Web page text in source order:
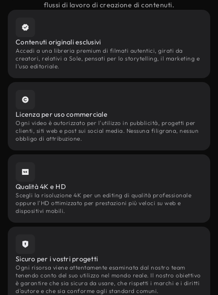
flussi di lavoro di creazione di contenuti.
Contenuti originali esclusivi
Accedi a una libreria premium di filmati autentici, girati da
creatori, relativi a Sole, pensati per lo storytelling, il marketing e
l'uso editoriale.
Licenza per uso commerciale
Ogni video è autorizzato per l'utilizzo in pubblicità, progetti per
clienti, siti web e post sui social media. Nessuna filigrana, nessun
obbligo di attribuzione.
Qualità 4K e HD
Scegli la risoluzione 4K per un editing di qualità professionale
oppure l'HD ottimizzato per prestazioni più veloci su web e
dispositivi mobili.
Sicuro per i vostri progetti
Ogni risorsa viene attentamente esaminata dal nostro team
tenendo conto del suo utilizzo nel mondo reale. Il nostro obiettivo
è garantire che sia sicura da usare, che rispetti i marchi e i diritti
d'autore e che sia conforme agli standard comuni.